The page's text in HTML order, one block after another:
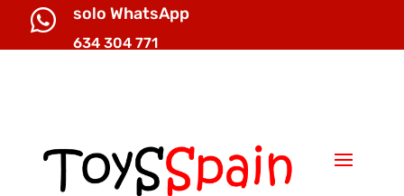
 solo WhatsApp
634 304 771